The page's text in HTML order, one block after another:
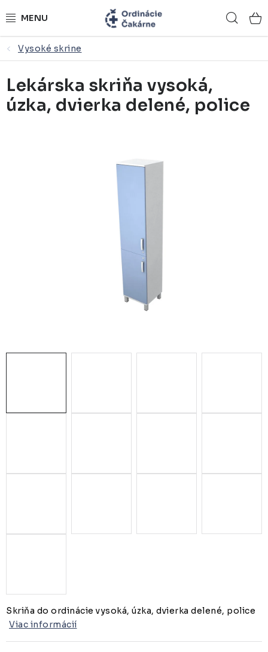
na
ORDINÁCIE NA MIERU
ZDRAVOTNÍCKY NÁBYTOK
LEKÁRSKE VYBAVENIE
NÁSTROJOVÉ STOLÍKY
ZDRAVOTNÍCKE LEHÁTKA
Obchodné podmienky
Vysoké skrine
Skriňa do ordinácie vysoká, úzka, dvierka delené, police
Viac informácií
Lekárska skriňa vysoká,
úzka, dvierka delené, police